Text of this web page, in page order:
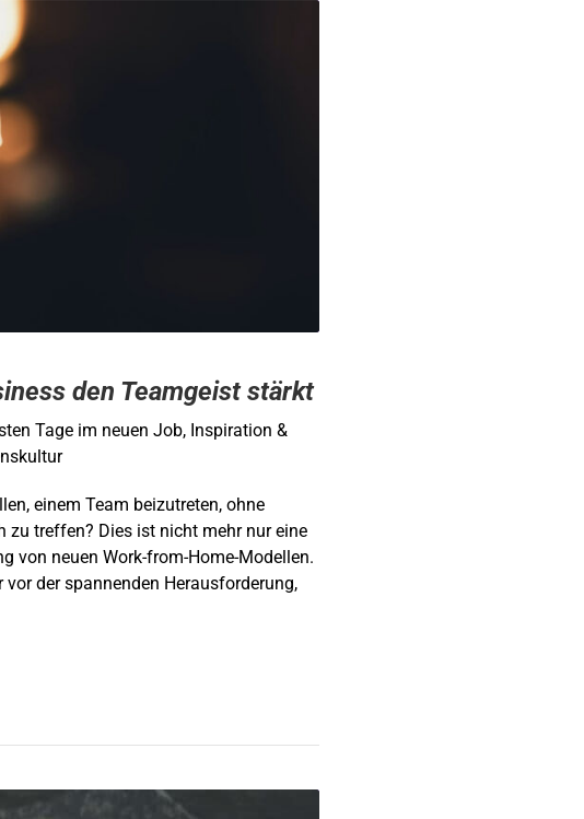
den Teamgeist stärkt
Tage im neuen Job, Inspiration &
einem Team beizutreten, ohne
zu treffen? Dies ist nicht mehr nur eine
von neuen Work-from-Home-Modellen.
der spannenden Herausforderung,